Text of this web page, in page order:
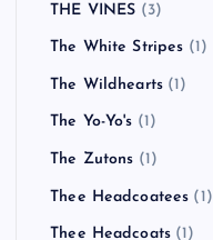
THE VINES (3)
The White Stripes (1)
The Wildhearts (1)
The Yo-Yo's (1)
The Zutons (1)
Thee Headcoatees (1)
Thee Headcoats (1)